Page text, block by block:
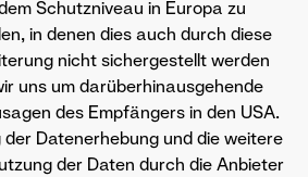
Schutzniveau in Europa zu
in denen dies auch durch diese
nicht sichergestellt werden
uns um darüberhinausgehende
des Empfängers in den USA.
Datenerhebung und die weitere
der Daten durch die Anbieter